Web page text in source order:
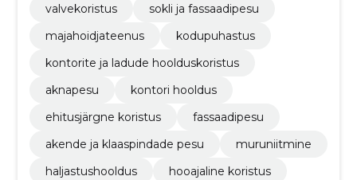
valvekoristus
sokli ja fassaadipesu
majahoidjateenus
kodupuhastus
kontorite ja ladude hoolduskoristus
aknapesu
kontori hooldus
ehitusjärgne koristus
fassaadipesu
akende ja klaaspindade pesu
muruniitmine
haljastushooldus
hooajaline koristus